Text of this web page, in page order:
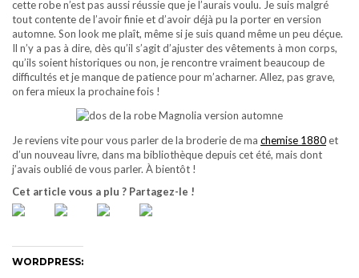
cette robe n’est pas aussi réussie que je l’aurais voulu. Je suis malgré
tout contente de l’avoir finie et d’avoir déjà pu la porter en version
automne. Son look me plaît, même si je suis quand même un peu déçue.
Il n’y a pas à dire, dès qu’il s’agit d’ajuster des vêtements à mon corps,
qu’ils soient historiques ou non, je rencontre vraiment beaucoup de
difficultés et je manque de patience pour m’acharner. Allez, pas grave,
on fera mieux la prochaine fois !
Je reviens vite pour vous parler de la broderie de ma chemise 1880et
d’un nouveau livre, dans ma bibliothèque depuis cet été, mais dont
j’avais oublié de vous parler. À bientôt !
Cet article vous a plu ? Partagez-le !
WORDPRESS: